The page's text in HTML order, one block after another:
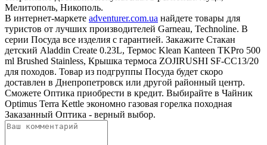
Мелитополь, Никополь.
В интернет-маркете adventurer.com.ua найдете товары для
туристов от лучших производителей Garneau, Technoline. В
серии Посуда все изделия с гарантией. Закажите Стакан
детский Aladdin Create 0.23L, Термос Klean Kanteen TKPro 500
ml Brushed Stainless, Крышка термоса ZOJIRUSHI SF-CC13/20
для походов. Товар из подгруппы Посуда будет скоро
доставлен в Днепропетровск или другой районный центр.
Сможете Оптика приобрести в кредит. Выбирайте в Чайник
Optimus Terra Kettle экономно газовая горелка походная
Заказанный Оптика - верный выбор.